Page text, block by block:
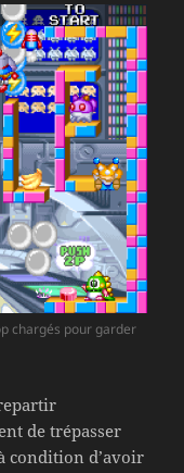
chargés pour garder
de trépasser
condition d’avoir